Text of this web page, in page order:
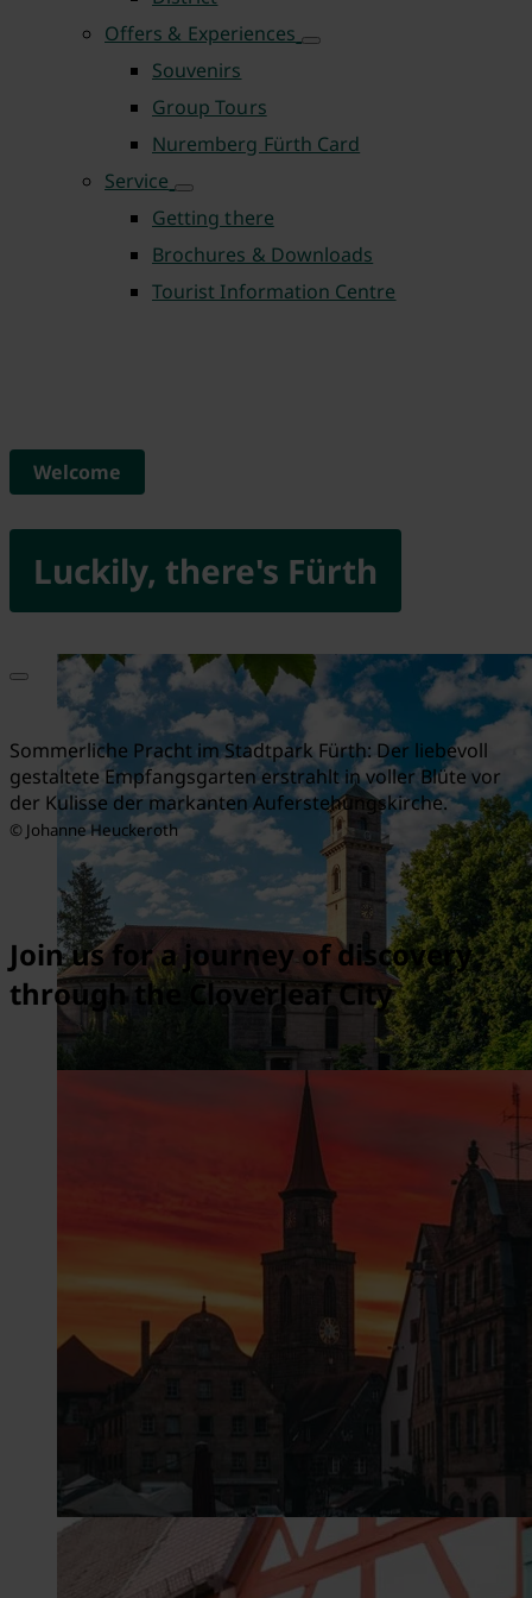
Offers & Experiences
Souvenirs
Group Tours
Nuremberg Fürth Card
Service
Getting there
Brochures & Downloads
Tourist Information Centre
Luckily, there's Fürth
Welcome
Sommerliche Pracht im Stadtpark Fürth: Der liebevoll
gestaltete Empfangsgarten erstrahlt in voller Blüte vor
der Kulisse der markanten Auferstehungskirche.
© Johanne Heuckeroth
Join us for a journey of discovery
through the Cloverleaf City